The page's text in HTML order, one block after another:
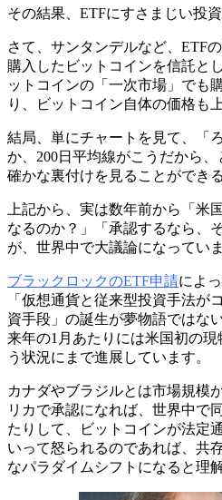
その結果、ETFにすさまじい投
さて、サンタンデルなど、ETF
購入したビットコインを信託と
ットコインの「一次市場」でも
り、ビットコイン自体の価格も
結局、単にチャートを見て、「
か、200日平均線がこうだから
確かな裏付けを見ることができ
上記から、実は数年前から「米
なるのか？」「承認するなら、
が、世界中で大議論になっていま
ブラックロックのETF申請によ
「仮想通貨と従来型投資手法が
資手段」の誕生が夢物語ではな
来年の1月あたりには米国初の
う状況にまで進展しています。
カナダやブラジルとは市場規模
リカで承認になれば、世界中で
たりして、ビットコインが法定
いって怒られるのであれば、共
なパラダイムシフトになると理